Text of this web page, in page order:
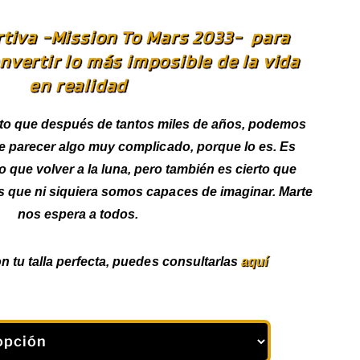
-Mission To Mars 2033- para
lo más imposible de la vida
en realidad
que después de tantos miles de años, podemos
parecer algo muy complicado, porque lo es. Es
que volver a la luna, pero también es cierto que
ni siquiera somos capaces de imaginar. Marte
nos espera a todos.
tu talla perfecta, puedes consultarlas aquí